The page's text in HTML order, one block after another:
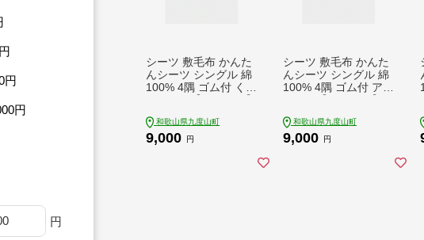
円
円
円
シーツ 敷毛布 かんた
んシーツ シングル 綿
100% 4隅 ゴム付 くす
和歌山県九度山町
9,000 円
シーツ 敷毛布 かんた
んシーツ シングル 綿
100% 4隅 ゴム付 アイ
和歌山県九度山町
9,000 円